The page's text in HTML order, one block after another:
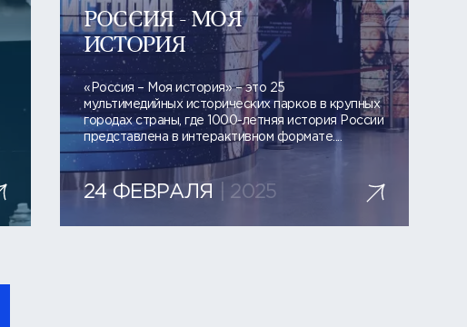
РОССИЯ - МОЯ
ИСТОРИЯ
«Россия – Моя история» – это 25
мультимедийных исторических парков в крупных
городах страны, где 1000-летняя история России
представлена в интерактивном формате....
24 ФЕВРАЛЯ | 2025